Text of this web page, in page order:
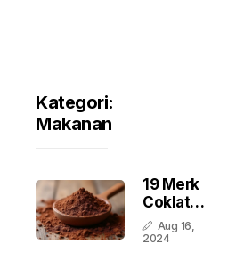
Kategori:
Makanan
19 Merk
Coklat
Bubuk
Terbaik
Aug 16,
2024